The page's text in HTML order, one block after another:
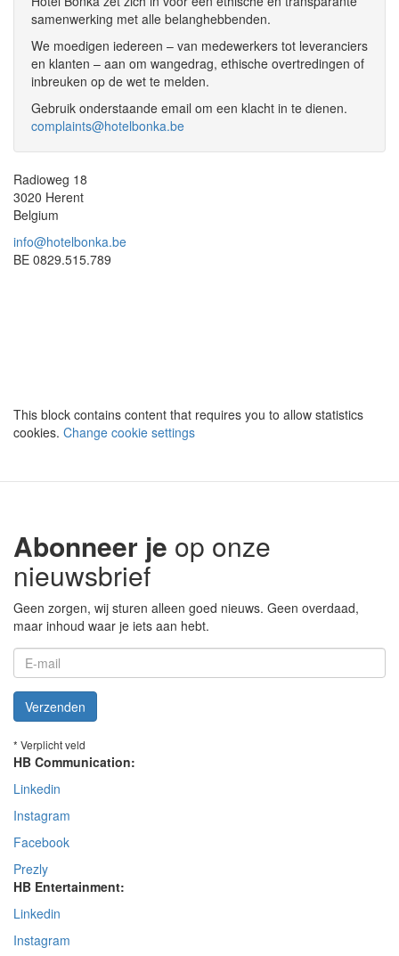
samenwerking met alle belanghebbenden.
We moedigen iedereen – van medewerkers tot leveranciers
en klanten – aan om wangedrag, ethische overtredingen of
inbreuken op de wet te melden.
Gebruik onderstaande email om een klacht in te dienen.
complaints@hotelbonka.be
Radioweg 18
3020 Herent
Belgium
info@hotelbonka.be
BE 0829.515.789
This block contains content that requires you to allow statistics
cookies. Change cookie settings
Abonneer je op onze
nieuwsbrief
Geen zorgen, wij sturen alleen goed nieuws. Geen overdaad,
maar inhoud waar je iets aan hebt.
Verzenden
* Verplicht veld
HB Communication:
Linkedin
Instagram
Facebook
Prezly
HB Entertainment:
Linkedin
Instagram